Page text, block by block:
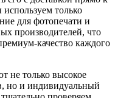
только
для фотопечати и
производителей, что
качество каждого
не только высокое
но и индивидуальный